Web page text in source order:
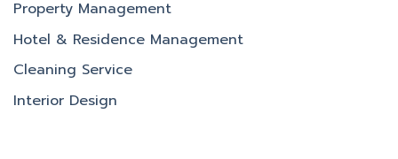
Property Management
Hotel & Residence Management
Cleaning Service
Interior Design